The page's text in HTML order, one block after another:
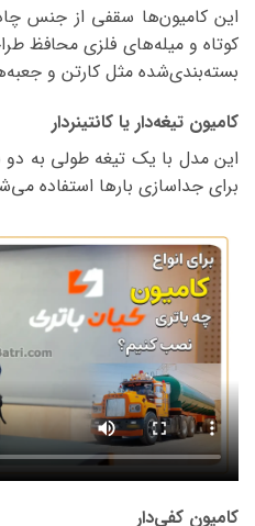
این کامیون‌ها سقفی از جنس
کوتاه و میله‌های فلزی محافظ
بسته‌بندی‌شده مثل کارتن و
کامیون تیغه‌دار یا کانتینردار
این مدل با یک تیغه طولی به
برای جداسازی بارها استفاده
کامیون کفی‌دار